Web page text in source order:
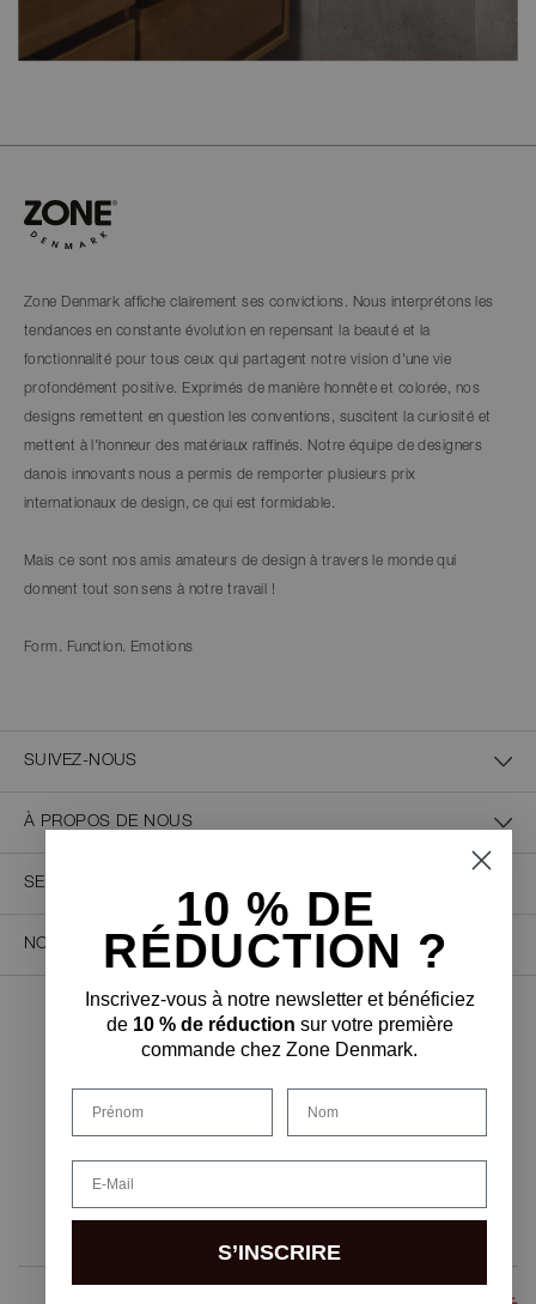
Zone Denmark affiche clairement ses convictions. Nous interprétons les
tendances en constante évolution en repensant la beauté et la
fonctionnalité pour tous ceux qui partagent notre vision d'une vie
profondément positive. Exprimés de manière honnête et colorée, nos
designs remettent en question les conventions, suscitent la curiosité et
mettent à l'honneur des matériaux raffinés. Notre équipe de designers
danois innovants nous a permis de remporter plusieurs prix
internationaux de design, ce qui est formidable.
Mais ce sont nos amis amateurs de design à travers le monde qui
donnent tout son sens à notre travail !
Form. Function. Emotions
SUIVEZ-NOUS
À PROPOS DE NOUS
SERVICE CLIENT
NOUS CONTACTER
PAIEMENT SÉCURISÉ
FORME DE LIVRAISON
10 % DE
RÉDUCTION ?
Inscrivez-vous à notre newsletter et bénéficiez
de 10 % de réduction sur votre première
commande chez Zone Denmark.
Prénom Nom
Email
S’INSCRIRE